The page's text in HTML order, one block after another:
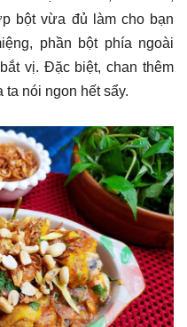
bột vừa đủ làm cho bạn
phần bột phía ngoài
vị. Đặc biệt, chan thêm
nói ngon hết sẩy.